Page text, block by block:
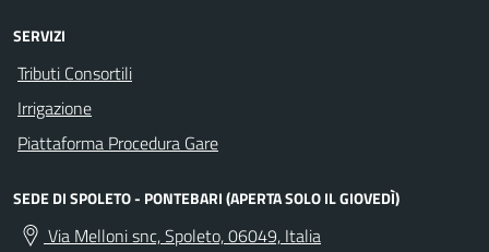
SERVIZI
Tributi Consortili
Irrigazione
Piattaforma Procedura Gare
SEDE DI SPOLETO - PONTEBARI (APERTA SOLO IL GIOVEDÌ)
Via Melloni snc, Spoleto, 06049, Italia